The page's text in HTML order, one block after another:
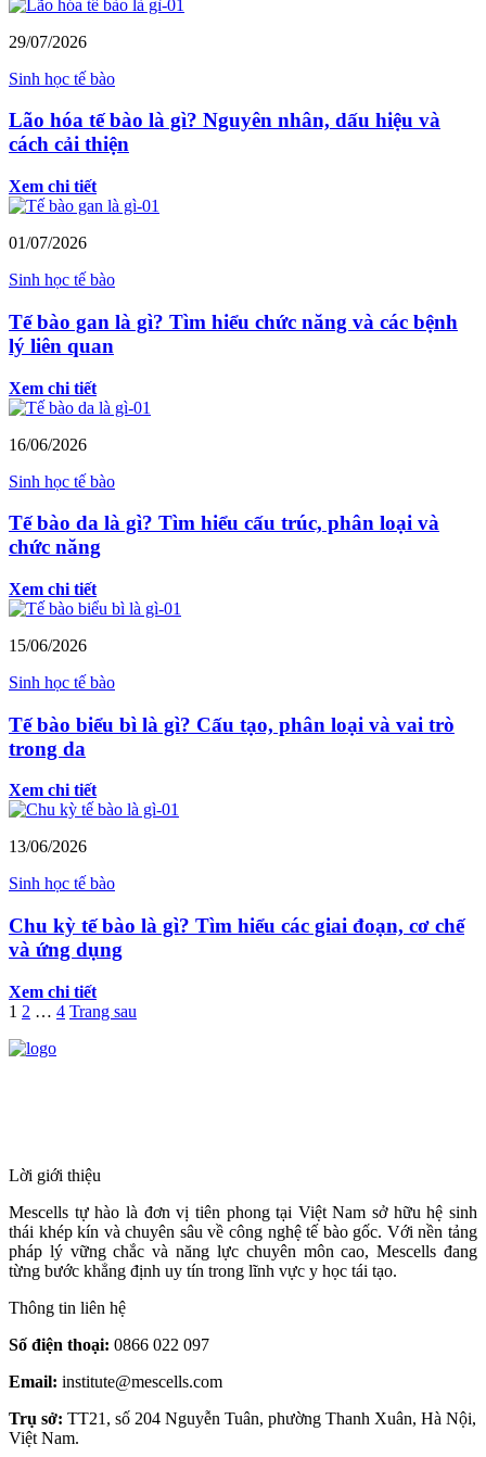
29/07/2026
Sinh học tế bào
Lão hóa tế bào là gì? Nguyên nhân, dấu hiệu và
cách cải thiện
Xem chi tiết
01/07/2026
Sinh học tế bào
Tế bào gan là gì? Tìm hiểu chức năng và các bệnh
lý liên quan
Xem chi tiết
16/06/2026
Sinh học tế bào
Tế bào da là gì? Tìm hiểu cấu trúc, phân loại và
chức năng
Xem chi tiết
15/06/2026
Sinh học tế bào
Tế bào biểu bì là gì? Cấu tạo, phân loại và vai trò
trong da
Xem chi tiết
13/06/2026
Sinh học tế bào
Chu kỳ tế bào là gì? Tìm hiểu các giai đoạn, cơ chế
và ứng dụng
Xem chi tiết
Phân
trang
Trang
1 Trang
2 … Trang
4 Trang sau
Lời giới thiệu
Mescells tự hào là đơn vị tiên phong tại Việt Nam sở hữu hệ sinh
thái khép kín và chuyên sâu về công nghệ tế bào gốc. Với nền tảng
pháp lý vững chắc và năng lực chuyên môn cao, Mescells đang
từng bước khẳng định uy tín trong lĩnh vực y học tái tạo.
Thông tin liên hệ
Số điện thoại: 0866 022 097
Email: institute@mescells.com
Trụ sở: TT21, số 204 Nguyễn Tuân, phường Thanh Xuân, Hà Nội,
Việt Nam.